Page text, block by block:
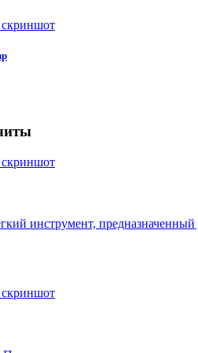
инструмент,